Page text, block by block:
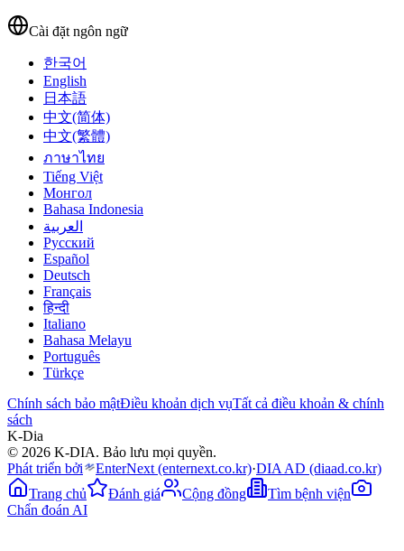
Cài đặt ngôn ngữ
한국어
English
日本語
中文(简体)
中文(繁體)
ภาษาไทย
Tiếng Việt
Монгол
Bahasa Indonesia
العربية
Русский
Español
Deutsch
Français
हिन्दी
Italiano
Bahasa Melayu
Português
Türkçe
Chính sách bảo mậtĐiều khoản dịch vụTất cả điều khoản & chính
sách
K-Dia
© 2026 K-DIA. Bảo lưu mọi quyền.
Phát triển bởi
EnterNext (enternext.co.kr)·DIA AD (diaad.co.kr)
Trang chủ
Đánh giá Cộng đồng
Tìm bệnh viện
Chẩn đoán AI